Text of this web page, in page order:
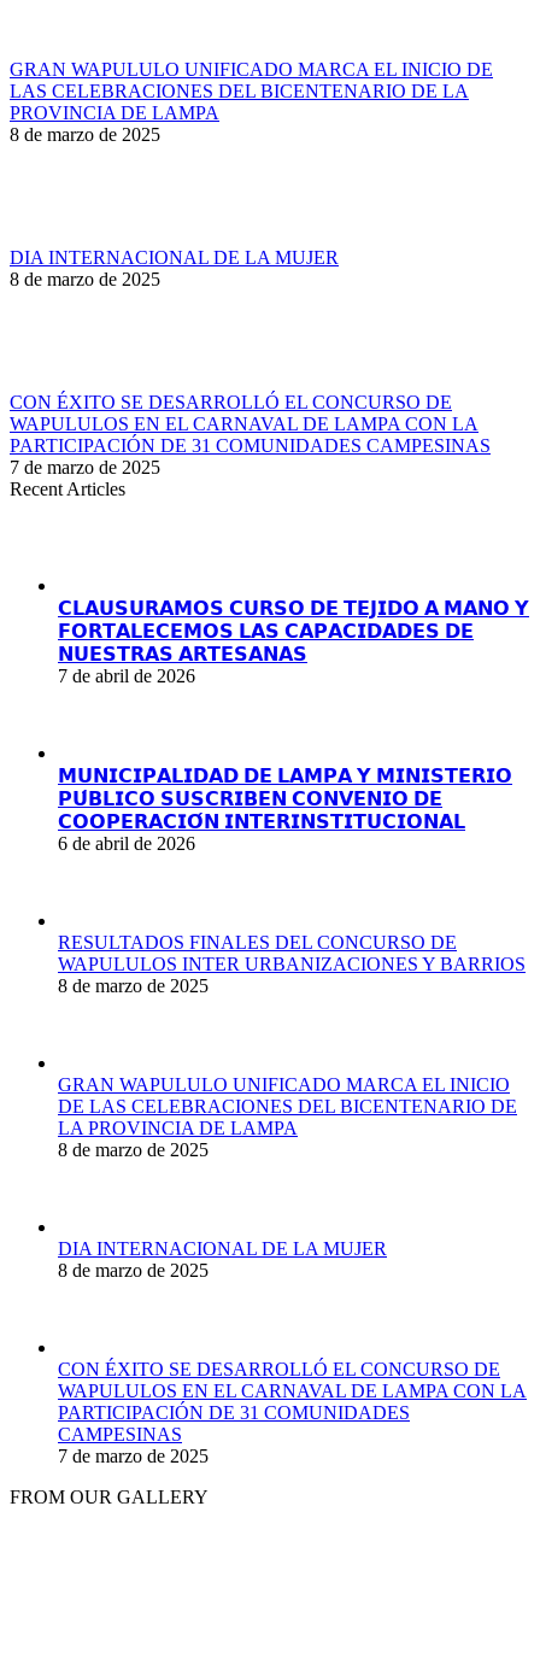
GRAN WAPULULO UNIFICADO MARCA EL INICIO DE
LAS CELEBRACIONES DEL BICENTENARIO DE LA
PROVINCIA DE LAMPA
8 de marzo de 2025
DIA INTERNACIONAL DE LA MUJER
8 de marzo de 2025
CON ÉXITO SE DESARROLLÓ EL CONCURSO DE
WAPULULOS EN EL CARNAVAL DE LAMPA CON LA
PARTICIPACIÓN DE 31 COMUNIDADES CAMPESINAS
7 de marzo de 2025
Recent Articles
𝗖𝗟𝗔𝗨𝗦𝗨𝗥𝗔𝗠𝗢𝗦 𝗖𝗨𝗥𝗦𝗢 𝗗𝗘 𝗧𝗘𝗝𝗜𝗗𝗢 𝗔 𝗠𝗔𝗡𝗢 𝗬
𝗙𝗢𝗥𝗧𝗔𝗟𝗘𝗖𝗘𝗠𝗢𝗦 𝗟𝗔𝗦 𝗖𝗔𝗣𝗔𝗖𝗜𝗗𝗔𝗗𝗘𝗦 𝗗𝗘
𝗡𝗨𝗘𝗦𝗧𝗥𝗔𝗦 𝗔𝗥𝗧𝗘𝗦𝗔𝗡𝗔𝗦
7 de abril de 2026
𝗠𝗨𝗡𝗜𝗖𝗜𝗣𝗔𝗟𝗜𝗗𝗔𝗗 𝗗𝗘 𝗟𝗔𝗠𝗣𝗔 𝗬 𝗠𝗜𝗡𝗜𝗦𝗧𝗘𝗥𝗜𝗢
𝗣𝗨́𝗕𝗟𝗜𝗖𝗢 𝗦𝗨𝗦𝗖𝗥𝗜𝗕𝗘𝗡 𝗖𝗢𝗡𝗩𝗘𝗡𝗜𝗢 𝗗𝗘
𝗖𝗢𝗢𝗣𝗘𝗥𝗔𝗖𝗜𝗢́𝗡 𝗜𝗡𝗧𝗘𝗥𝗜𝗡𝗦𝗧𝗜𝗧𝗨𝗖𝗜𝗢𝗡𝗔𝗟
6 de abril de 2026
RESULTADOS FINALES DEL CONCURSO DE
WAPULULOS INTER URBANIZACIONES Y BARRIOS
8 de marzo de 2025
GRAN WAPULULO UNIFICADO MARCA EL INICIO
DE LAS CELEBRACIONES DEL BICENTENARIO DE
LA PROVINCIA DE LAMPA
8 de marzo de 2025
DIA INTERNACIONAL DE LA MUJER
8 de marzo de 2025
CON ÉXITO SE DESARROLLÓ EL CONCURSO DE
WAPULULOS EN EL CARNAVAL DE LAMPA CON LA
PARTICIPACIÓN DE 31 COMUNIDADES
CAMPESINAS
7 de marzo de 2025
FROM OUR GALLERY